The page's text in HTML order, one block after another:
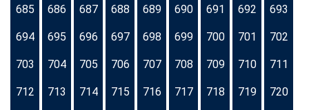
685 686 687 688 689 690 691 692 693
694 695 696 697 698 699 700 701 702
703 704 705 706 707 708 709 710 711
712 713 714 715 716 717 718 719 720